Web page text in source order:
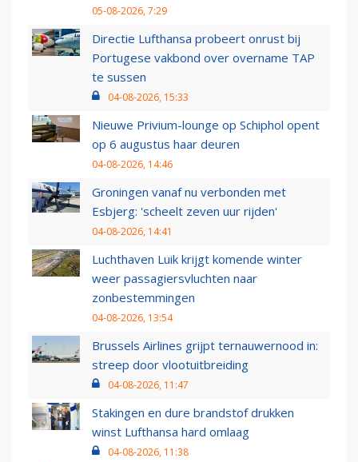
05-08-2026, 7:29
Directie Lufthansa probeert onrust bij
Portugese vakbond over overname TAP
te sussen
04-08-2026, 15:33
Nieuwe Privium-lounge op Schiphol opent
op 6 augustus haar deuren
04-08-2026, 14:46
Groningen vanaf nu verbonden met
Esbjerg: 'scheelt zeven uur rijden'
04-08-2026, 14:41
Luchthaven Luik krijgt komende winter
weer passagiersvluchten naar
zonbestemmingen
04-08-2026, 13:54
Brussels Airlines grijpt ternauwernood in:
streep door vlootuitbreiding
04-08-2026, 11:47
Stakingen en dure brandstof drukken
winst Lufthansa hard omlaag
04-08-2026, 11:38